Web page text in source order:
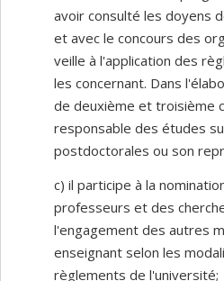
avoir consulté les doyens
et avec le concours des
veille à l'application des
les concernant. Dans
de deuxième et troisième
responsable des études
postdoctorales ou son
c) il participe à la
professeurs et des
l'engagement des autres
enseignant selon les
règlements de l'université;